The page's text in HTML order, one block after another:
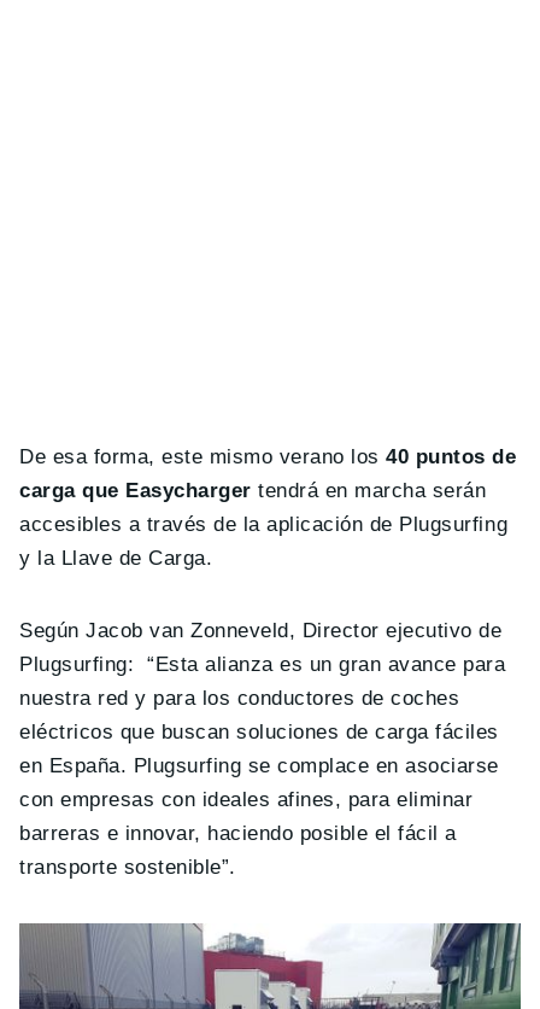
De esa forma, este mismo verano los40 puntos de
carga que Easycharger tendrá en marcha serán
accesibles a través de la aplicación de Plugsurfing
y la Llave de Carga.
Según Jacob van Zonneveld, Director ejecutivo de
Plugsurfing: “Esta alianza es un gran avance para
nuestra red y para los conductores de coches
eléctricos que buscan soluciones de carga fáciles
en España. Plugsurfing se complace en asociarse
con empresas con ideales afines, para eliminar
barreras e innovar, haciendo posible el fácil a
transporte sostenible”.